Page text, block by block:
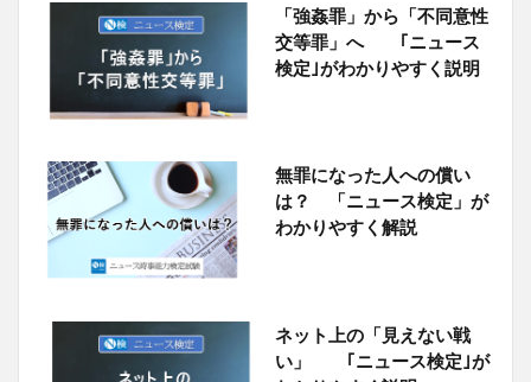
「強姦罪」から「不同意性
交等罪」へ ｢ニュース
検定｣がわかりやすく説明
無罪になった人への償い
は？ 「ニュース検定」が
わかりやすく解説
ネット上の「見えない戦
い」 ｢ニュース検定｣が